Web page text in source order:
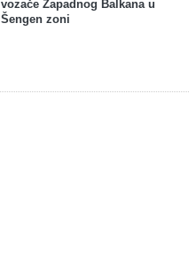
vozače Zapadnog Balkana u
Šengen zoni